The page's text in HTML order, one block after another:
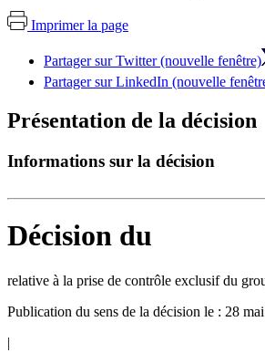
Imprimer la page
Partager sur Twitter (nouvelle fenêtre)
Partager sur LinkedIn (nouvelle
Présentation de la décision
Informations sur la décision
Décision du
relative à la prise de contrôle exclusif du
Publication du sens de la décision le : 28
|